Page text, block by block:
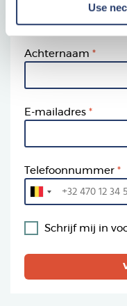
Use
Achternaam
E-mailadres
Telefoonnummer
Schrijf mij in